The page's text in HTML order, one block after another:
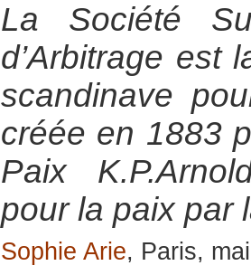
La Société
d’Arbitrage est
scandinave
créée en 1883
Paix
pour la paix par
Sophie Arie, Paris,